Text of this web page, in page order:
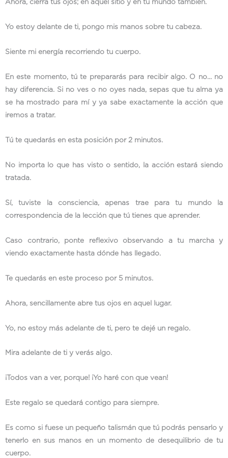
Ahora, cierra tus ojos; en aquel sitio y en tu mundo también.
Yo estoy delante de ti, pongo mis manos sobre tu cabeza.
Siente mi energía recorriendo tu cuerpo.
En este momento, tú te prepararás para recibir algo. O no… no
hay diferencia. Si no ves o no oyes nada, sepas que tu alma ya
se ha mostrado para mí y ya sabe exactamente la acción que
iremos a tratar.
Tú te quedarás en esta posición por 2 minutos.
No importa lo que has visto o sentido, la acción estará siendo
tratada.
Sí, tuviste la consciencia, apenas trae para tu mundo la
correspondencia de la lección que tú tienes que aprender.
Caso contrario, ponte reflexivo observando a tu marcha y
viendo exactamente hasta dónde has llegado.
Te quedarás en este proceso por 5 minutos.
Ahora, sencillamente abre tus ojos en aquel lugar.
Yo, no estoy más adelante de ti, pero te dejé un regalo.
Mira adelante de ti y verás algo.
¡Todos van a ver, porque! ¡Yo haré con que vean!
Este regalo se quedará contigo para siempre.
Es como si fuese un pequeño talismán que tú podrás pensarlo y
tenerlo en sus manos en un momento de desequilibrio de tu
cuerpo.